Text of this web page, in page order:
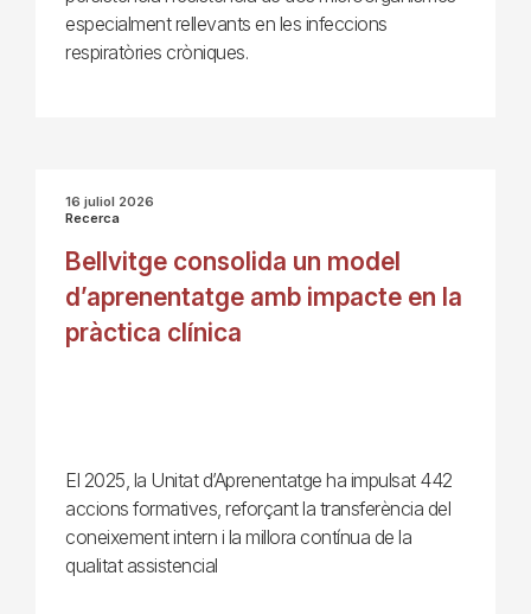
especialment rellevants en les infeccions
respiratòries cròniques.
16 juliol 2026
Recerca
Bellvitge consolida un model
d’aprenentatge amb impacte en la
pràctica clínica
El 2025, la Unitat d’Aprenentatge ha impulsat 442
accions formatives, reforçant la transferència del
coneixement intern i la millora contínua de la
qualitat assistencial